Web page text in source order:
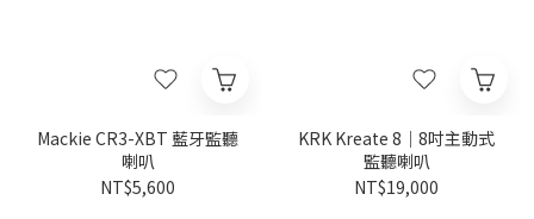
Mackie CR3-XBT 藍牙監聽
喇叭
NT$5,600
KRK Kreate 8｜8吋主動式
監聽喇叭
NT$19,000